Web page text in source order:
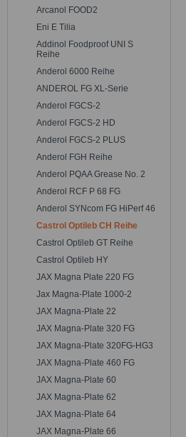
Arcanol FOOD2
Eni E Tilia
Addinol Foodproof UNI S
Reihe
Anderol 6000 Reihe
ANDEROL FG XL-Serie
Anderol FGCS-2
Anderol FGCS-2 HD
Anderol FGCS-2 PLUS
Anderol FGH Reihe
Anderol PQAA Grease No. 2
Anderol RCF P 68 FG
Anderol SYNcom FG HiPerf 46
Castrol Optileb CH Reihe
Castrol Optileb GT Reihe
Castrol Optileb HY
JAX Magna Plate 220 FG
Jax Magna-Plate 1000-2
JAX Magna-Plate 22
JAX Magna-Plate 320 FG
JAX Magna-Plate 320FG-HG3
JAX Magna-Plate 460 FG
JAX Magna-Plate 60
JAX Magna-Plate 62
JAX Magna-Plate 64
JAX Magna-Plate 66